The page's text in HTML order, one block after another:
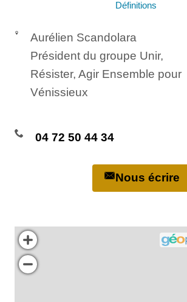
Définitions
Aurélien Scandolara
Président du groupe Unir,
Résister, Agir Ensemble pour
Vénissieux
04 72 50 44 34
Nous écrire